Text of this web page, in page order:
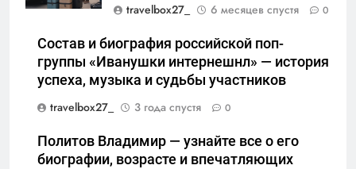
travelbox27_
6 месяцев спустя 0
Состав и биография российской поп-
группы «Иванушки интернешнл» — история
успеха, музыка и судьбы участников
travelbox27_
3 года спустя 0
Политов Владимир — узнайте все о его
биографии, возрасте и впечатляющих